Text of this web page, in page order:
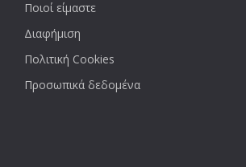
Ποιοί είμαστε
Διαφήμιση
Πολιτική Cookies
Προσωπικά δεδομένα